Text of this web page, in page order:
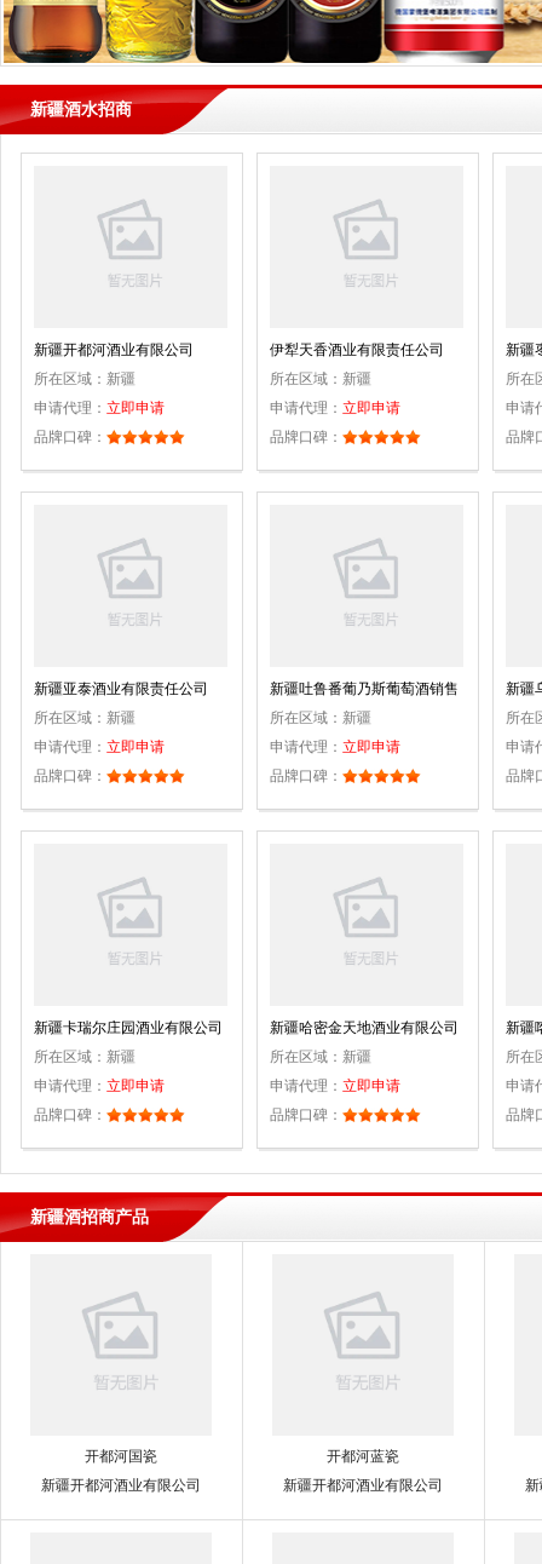
新疆酒水招商
新疆开都河酒业有限公司
所在区域： 新疆
申请代理： 立即申请
品牌口碑：
伊犁天香酒业有限责任公司
所在区域： 新疆
申请代理： 立即申请
品牌口碑：
新疆
所在
申请
品牌
新疆亚泰酒业有限责任公司
所在区域： 新疆
申请代理： 立即申请
品牌口碑：
新疆吐鲁番葡乃斯葡萄酒销售
有限公司
所在区域： 新疆
申请代理： 立即申请
品牌口碑：
新疆
所在
申请
品牌
新疆卡瑞尔庄园酒业有限公司
所在区域： 新疆
申请代理： 立即申请
品牌口碑：
新疆哈密金天地酒业有限公司
所在区域： 新疆
申请代理： 立即申请
品牌口碑：
新疆
所在
申请
品牌
新疆酒招商产品
开都河国瓷
新疆开都河酒业有限公司
开都河蓝瓷
新疆开都河酒业有限公司